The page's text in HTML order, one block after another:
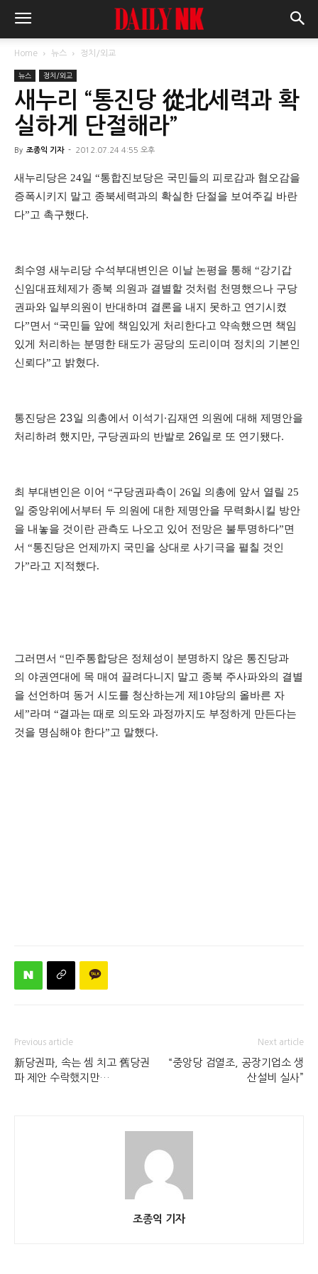
Home 뉴스 정치/외교
뉴스 정치/외교
새누리 “통진당 從北세력과 확
실하게 단절해라”
By 조종익 기자 - 2012.07.24 4:55 오후
새누리당은 24일 “통합진보당은 국민들의 피로감과 혐오감을
증폭시키지 말고 종북세력과의 확실한 단절을 보여주길 바란
다”고 촉구했다.
최수영 새누리당 수석부대변인은 이날 논평을 통해 “강기갑
신임대표체제가 종북 의원과 결별할 것처럼 천명했으나 구당
권파와 일부의원이 반대하며 결론을 내지 못하고 연기시켰
다”면서 “국민들 앞에 책임있게 처리한다고 약속했으면 책임
있게 처리하는 분명한 태도가 공당의 도리이며 정치의 기본인
신뢰다”고 밝혔다.
통진당은 23일 의총에서 이석기·김재연 의원에 대해 제명안을
처리하려 했지만, 구당권파의 반발로 26일로 또 연기됐다.
최 부대변인은 이어 “구당권파측이 26일 의총에 앞서 열릴 25
일 중앙위에서부터 두 의원에 대한 제명안을 무력화시킬 방안
을 내놓을 것이란 관측도 나오고 있어 전망은 불투명하다”면
서 “통진당은 언제까지 국민을 상대로 사기극을 펼칠 것인
가”라고 지적했다.
그러면서 “민주통합당은 정체성이 분명하지 않은 통진당과
의 야권연대에 목 매여 끌려다니지 말고 종북 주사파와의 결별
을 선언하며 동거 시도를 청산하는게 제1야당의 올바른 자
세”라며 “결과는 때로 의도와 과정까지도 부정하게 만든다는
것을 명심해야 한다”고 말했다.
Previous article
新당권파, 속는 셈 치고 舊당권
파 제안 수락했지만…
Next article
“중앙당 검열조, 공장기업소 생
산설비 실사”
조종익 기자